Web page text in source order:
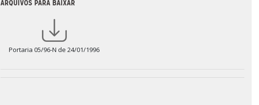
ARQUIVOS PARA BAIXAR
Portaria 05/96-N de 24/01/1996